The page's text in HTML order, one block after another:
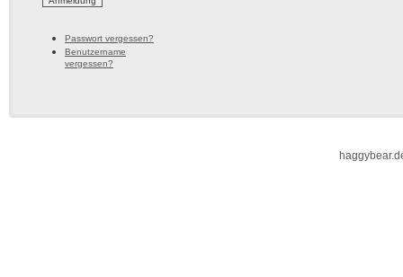
Passwort vergessen?
Benutzername
vergessen?